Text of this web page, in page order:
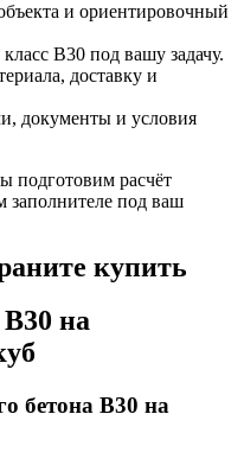
и ориентировочный
В30 под вашу задачу.
доставку и
документы и условия
подготовим расчёт
заполнителе под ваш
купить
на
бетона В30 на